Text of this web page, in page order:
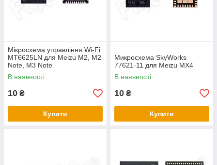
Мікросхема управління Wi-Fi
MT6625LN для Meizu M2, M2
Note, M3 Note
В наявності
10 ₴
Купити
Микросхема SkyWorks
77621-11 для Meizu MX4
В наявності
10 ₴
Купити